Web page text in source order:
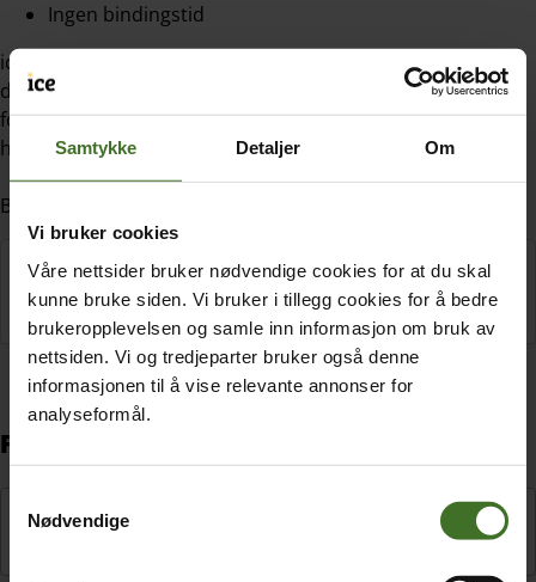
Samtykke Detaljer Om
Vi bruker cookies
Våre nettsider bruker nødvendige cookies for at du skal
kunne bruke siden. Vi bruker i tillegg cookies for å bedre
brukeropplevelsen og samle inn informasjon om bruk av
nettsiden. Vi og tredjeparter bruker også denne
informasjonen til å vise relevante annonser for
analyseformål.
Nødvendige
Ingen bindingstid
iceMax / iceUng Max har 100 GB inkludert i prisen. Bruker
du opp dette vil hastigheten nedjusteres til 3 mbit/s. Du vil
fortsatt kunne surfe, chatte og streame, men med lavere
hastighet.
Brukt opp dataen? Da kan du kjøpe
Ser du etter ubegrenset data med
Netflix inkludert?
Folk lurer ofte på
Hvordan fungerer iceMax når jeg kjøper det for